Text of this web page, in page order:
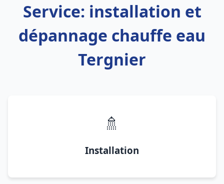
Service: installation et
dépannage chauffe eau
Tergnier
🚿
Installation